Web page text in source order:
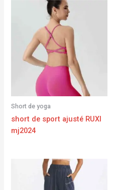
Short de yoga
short de sport ajusté RUXI
mj2024